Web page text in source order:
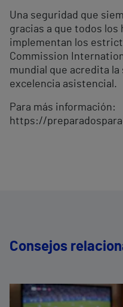
Una seguridad que
gracias a que todos los
implementan los
Commission
mundial que acredita
excelencia asistencial.
Para más información:
https://
Consejos